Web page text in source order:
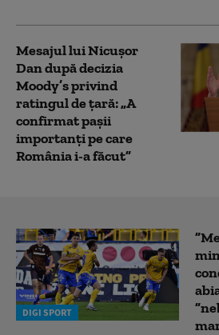
Mesajul lui Nicușor
Dan după decizia
Moody’s privind
ratingul de țară: „A
confirmat pașii
importanți pe care
România i-a făcut”
DIGI SPORT